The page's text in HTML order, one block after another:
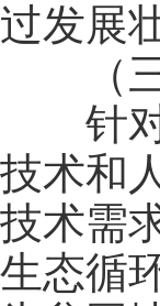
过发展
（三
针对
技术和
技术需
生态循